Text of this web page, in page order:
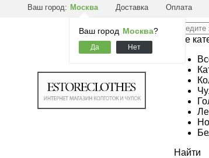
Ваш город: Москва
Ваш город Москва?
Доставка Оплата
Все
Найти